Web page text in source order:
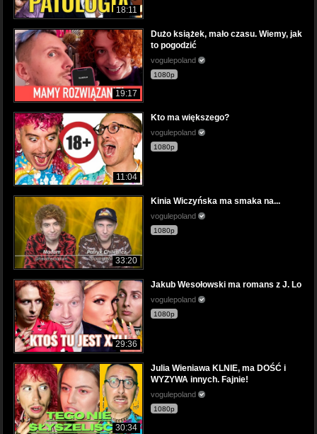
18:11
19:17
Dużo książek, mało czasu. Wiemy, jak
to pogodzić
vogulepoland
1080p
11:04
Kto ma większego?
vogulepoland
1080p
33:20
Kinia Wiczyńska ma smaka na...
vogulepoland
1080p
29:36
Jakub Wesołowski ma romans z J. Lo
vogulepoland
1080p
30:34
Julia Wieniawa KLNIE, ma DOŚĆ i
WYZYWA innych. Fajnie!
vogulepoland
1080p